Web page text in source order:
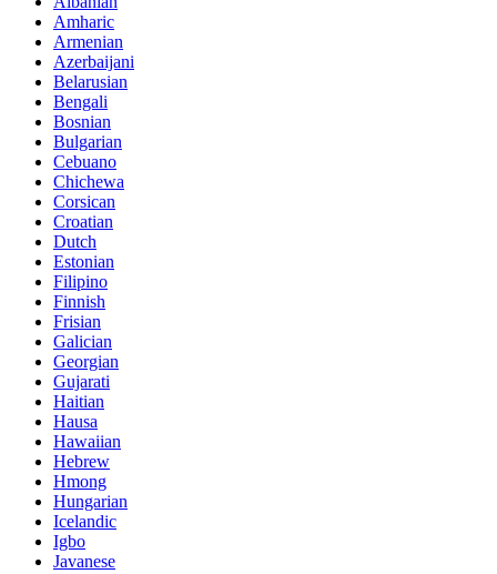
Amharic
Armenian
Azerbaijani
Belarusian
Bengali
Bosnian
Bulgarian
Cebuano
Chichewa
Corsican
Croatian
Dutch
Estonian
Filipino
Finnish
Frisian
Galician
Georgian
Gujarati
Haitian
Hausa
Hawaiian
Hebrew
Hmong
Hungarian
Icelandic
Igbo
Javanese